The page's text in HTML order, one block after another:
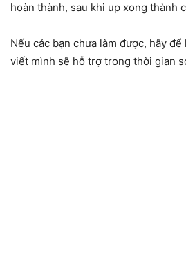
hoàn thành, sau khi up xong thành
Nếu các bạn chưa làm được, hãy
viết mình sẽ hỗ trợ trong thời gian